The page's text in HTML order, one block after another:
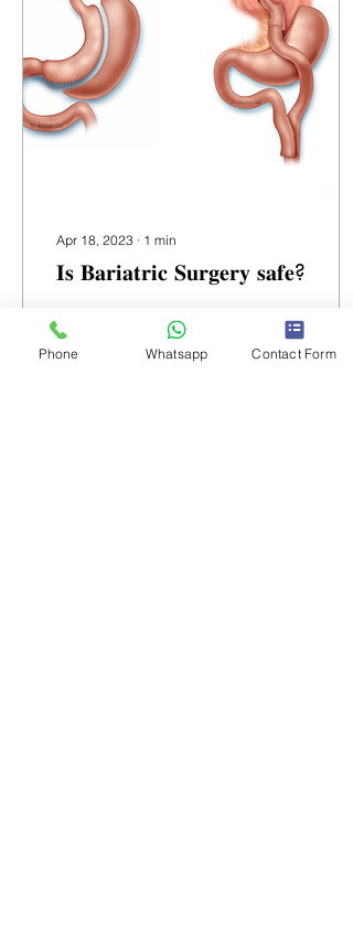
Apr 18, 2023 ∙ 1 min
𝐈𝐬 𝐁𝐚𝐫𝐢𝐚𝐭𝐫𝐢𝐜 𝐒𝐮𝐫𝐠𝐞𝐫𝐲 𝐬𝐚𝐟𝐞?
Bariatric surgery is
typically recommended for
individuals who have
Phone Whatsapp Contact Form